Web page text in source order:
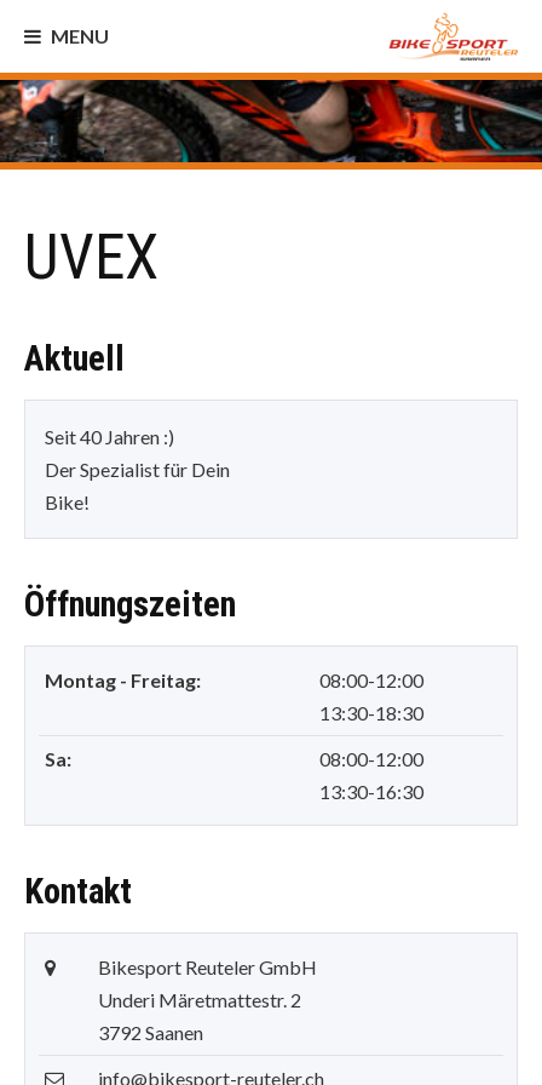
MENU
UVEX
Aktuell
Seit 40 Jahren :)
Der Spezialist für Dein
Bike!
Öffnungszeiten
Montag - Freitag:
08:00-12:00
13:30-18:30
Sa:
08:00-12:00
13:30-16:30
Kontakt
Bikesport Reuteler GmbH
Underi Märetmattestr. 2
3792 Saanen
info@bikesport-reuteler.ch